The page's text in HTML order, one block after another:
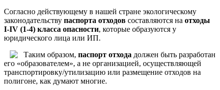
Согласно действующему в нашей стране экологическому
законодательству паспорта отходов составляются на отходы
I-IV (1-4) класса опасности, которые образуются у
юридического лица или ИП.
Таким образом, паспорт отхода должен быть разработан
его «образователем», а не организацией, осуществляющей
транспортировку/утилизацию или размещение отходов на
полигоне, как думают многие.